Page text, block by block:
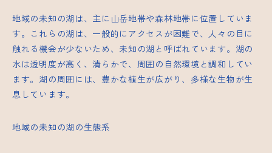
地域の未知の湖は、主に山岳地帯や森林地帯に位置していま
す。これらの湖は、一般的にアクセスが困難で、人々の目に
触れる機会が少ないため、未知の湖と呼ばれています。湖の
水は透明度が高く、清らかで、周囲の自然環境と調和してい
ます。湖の周囲には、豊かな植生が広がり、多様な生物が生
息しています。
地域の未知の湖の生態系